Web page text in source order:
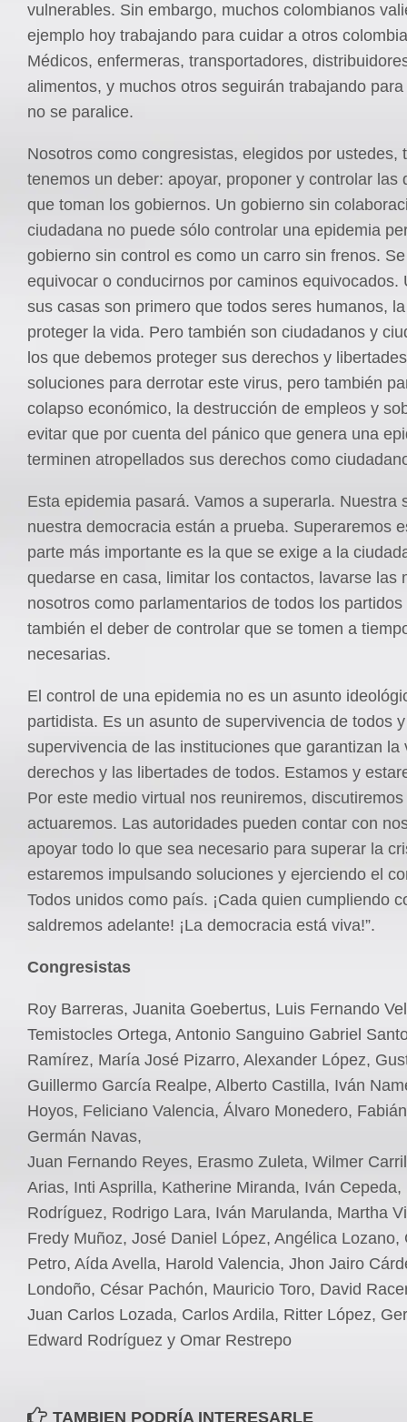
vulnerables. Sin embargo, muchos colombianos
ejemplo hoy trabajando para cuidar a otros
Médicos, enfermeras, transportadores,
alimentos, y muchos otros seguirán trabajando
no se paralice.
Nosotros como congresistas, elegidos por ustedes,
tenemos un deber: apoyar, proponer y controlar las
que toman los gobiernos. Un gobierno sin
ciudadana no puede sólo controlar una epidemia
gobierno sin control es como un carro sin frenos.
equivocar o conducirnos por caminos equivocados.
sus casas son primero que todos seres humanos,
proteger la vida. Pero también son ciudadanos y
los que debemos proteger sus derechos y
soluciones para derrotar este virus, pero también
colapso económico, la destrucción de empleos y
evitar que por cuenta del pánico que genera una
terminen atropellados sus derechos como
Esta epidemia pasará. Vamos a superarla. Nuestra
nuestra democracia están a prueba. Superaremos
parte más importante es la que se exige a la
quedarse en casa, limitar los contactos, lavarse las
nosotros como parlamentarios de todos los partidos
también el deber de controlar que se tomen a
necesarias.
El control de una epidemia no es un asunto
partidista. Es un asunto de supervivencia de todos
supervivencia de las instituciones que garantizan la
derechos y las libertades de todos. Estamos y
Por este medio virtual nos reuniremos, discutiremos
actuaremos. Las autoridades pueden contar con
apoyar todo lo que sea necesario para superar la
estaremos impulsando soluciones y ejerciendo el
Todos unidos como país. ¡Cada quien cumpliendo
saldremos adelante! ¡La democracia está viva!”.
Congresistas
Roy Barreras, Juanita Goebertus, Luis Fernando
Temistocles Ortega, Antonio Sanguino Gabriel
Ramírez, María José Pizarro, Alexander López,
Guillermo García Realpe, Alberto Castilla, Iván
Hoyos, Feliciano Valencia, Álvaro Monedero,
Germán Navas,
Juan Fernando Reyes, Erasmo Zuleta, Wilmer
Arias, Inti Asprilla, Katherine Miranda, Iván Cepeda,
Rodríguez, Rodrigo Lara, Iván Marulanda, Martha
Fredy Muñoz, José Daniel López, Angélica Lozano,
Petro, Aída Avella, Harold Valencia, Jhon Jairo
Londoño, César Pachón, Mauricio Toro, David
Juan Carlos Lozada, Carlos Ardila, Ritter López,
Edward Rodríguez y Omar Restrepo
TAMBIEN PODRÍA INTERESARLE